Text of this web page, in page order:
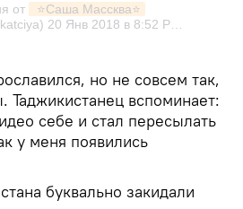
от
⭐️Саша Массква⭐️
20 Янв 2018 в 8:52 PST
но не совсем так,
Таджикистанец вспоминает:
себе и стал пересылать
у меня появились
буквально закидали